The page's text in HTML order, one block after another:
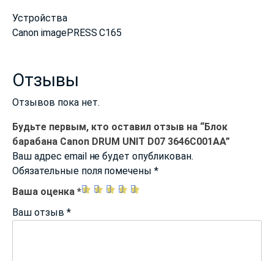
Устройства
Canon imagePRESS C165
Отзывы
Отзывов пока нет.
Будьте первым, кто оставил отзыв на “Блок
барабана Canon DRUM UNIT D07 3646C001AA”
Ваш адрес email не будет опубликован.
Обязательные поля помечены*
Ваша оценка *
Ваш отзыв *